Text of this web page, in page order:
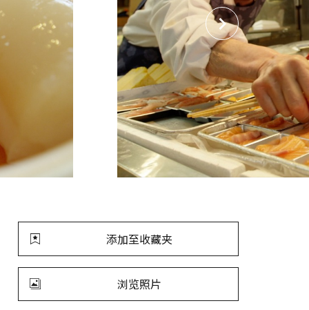
添加至收藏夹
浏览照片